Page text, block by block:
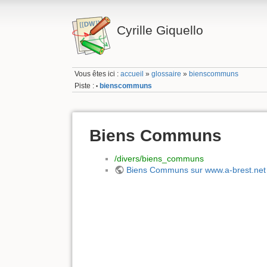
Cyrille Giquello
Vous êtes ici :accueil »glossaire » bienscommuns
Piste : • bienscommuns
Biens Communs
/divers/biens_communs
Biens Communs sur www.a-brest.net